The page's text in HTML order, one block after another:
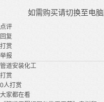
如需购买请切换至电
点评
回复
打赏
举报
管道安装化工
打赏
0人打赏
大家都在看